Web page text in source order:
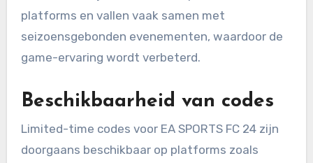
platforms en vallen vaak samen met
seizoensgebonden evenementen, waardoor de
game-ervaring wordt verbeterd.
Beschikbaarheid van codes
Limited-time codes voor EA SPORTS FC 24 zijn
doorgaans beschikbaar op platforms zoals